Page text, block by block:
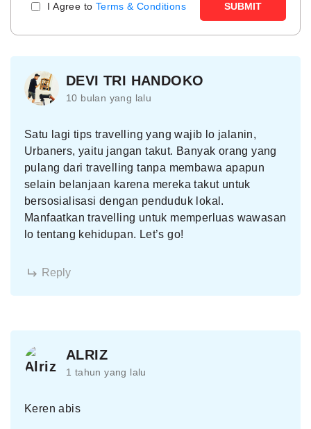
I Agree to Terms & Conditions SUBMIT
DEVI TRI HANDOKO
10 bulan yang lalu
Satu lagi tips travelling yang wajib lo jalanin,
Urbaners, yaitu jangan takut. Banyak orang yang
pulang dari travelling tanpa membawa apapun
selain belanjaan karena mereka takut untuk
bersosialisasi dengan penduduk lokal.
Manfaatkan travelling untuk memperluas wawasan
lo tentang kehidupan. Let’s go!
Reply
ALRIZ
1 tahun yang lalu
Keren abis